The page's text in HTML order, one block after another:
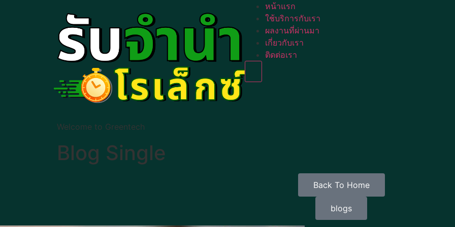
หน้าแรก
ใช้บริการกับเรา
ผลงานที่ผ่านมา
เกี่ยวกับเรา
ติดต่อเรา
Welcome to Greentech
Blog Single
Back To Home
blogs